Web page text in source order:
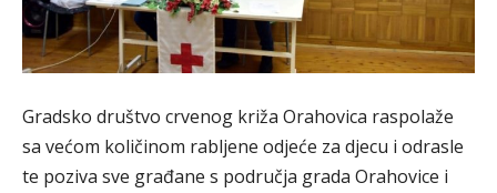
Gradsko društvo crvenog križa Orahovica raspolaže
sa većom količinom rabljene odjeće za djecu i odrasle
te poziva sve građane s područja grada Orahovice i